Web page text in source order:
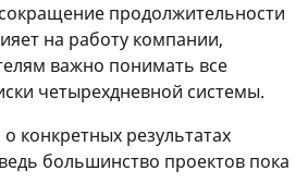
продолжительности
на работу компании,
важно понимать все
четырехдневной системы.
конкретных результатах
большинство проектов пока